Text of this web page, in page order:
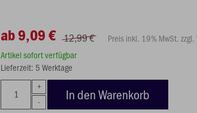
ab 9,09 € 12,99 €
Preis inkl. 19% MwSt. zzgl.
Artikel sofort verfügbar
Lieferzeit: 5 Werktage
In den Warenkorb